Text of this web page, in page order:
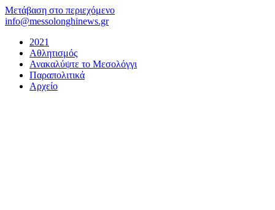
Μετάβαση στο περιεχόμενο
info@messolonghinews.gr
2021
Αθλητισμός
Ανακαλύψτε το Μεσολόγγι
Παραπολιτικά
Αρχείο